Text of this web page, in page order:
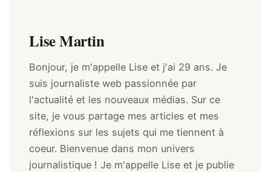
Lise Martin
Bonjour, je m'appelle Lise et j'ai 29 ans. Je
suis journaliste web passionnée par
l'actualité et les nouveaux médias. Sur ce
site, je vous partage mes articles et mes
réflexions sur les sujets qui me tiennent à
coeur. Bienvenue dans mon univers
journalistique ! Je m'appelle Lise et je publie